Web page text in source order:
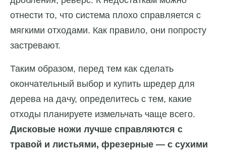
отнести то, что система плохо справляется с
мягкими отходами. Как правило, они попросту
застревают.
Таким образом, перед тем как сделать
окончательный выбор и купить шредер для
дерева на дачу, определитесь с тем, какие
отходы планируете измельчать чаще всего.
Дисковые ножи лучше справляются с
травой и листьями, фрезерные — с сухими